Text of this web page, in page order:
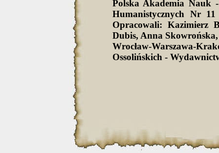
Polska Akademia Nauk
Humanistycznych Nr
Opracowali: Kazimierz
Dubis, Anna
Wrocław-Warszawa-
Ossolińskich -